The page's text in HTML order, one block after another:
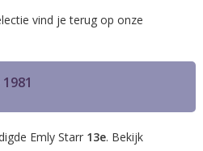
vind je terug op onze
Emly Starr 13e. Bekijk